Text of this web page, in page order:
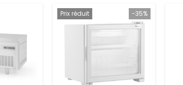
-35%
Prix réduit